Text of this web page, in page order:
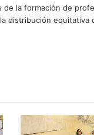
de la formación de
distribución equitativa